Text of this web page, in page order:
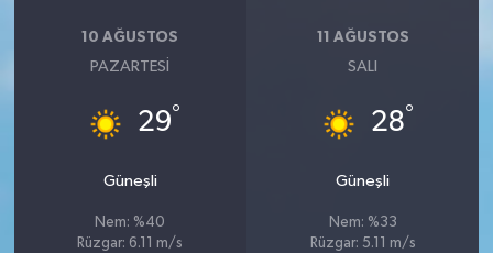
10 AĞUSTOS
PAZARTESI
29°
Güneşli
Nem: %40
Rüzgar: 6.11 m/s
11 AĞUSTOS
SALI
28°
Güneşli
Nem: %33
Rüzgar: 5.11 m/s